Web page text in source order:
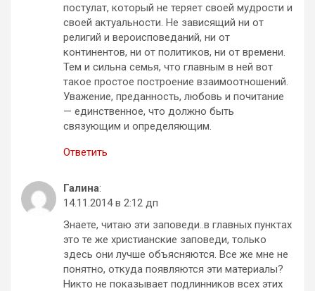
постулат, который не теряет своей мудрости и
своей актуальности. Не зависящий ни от
религий и вероисповеданий, ни от
континентов, ни от политиков, ни от времени.
Тем и сильна семья, что главным в ней вот
такое простое построение взаимоотношений.
Уважение, преданность, любовь и почитание
— единственное, что должно быть
связующим и определяющим.
Ответить
Галина:
14.11.2014 в 2:12 дп
Знаете, читаю эти заповеди..в главных пунктах
это те же христианские заповеди, только
здесь они лучше объясняются. Все же мне не
понятно, откуда появляются эти материалы?
Никто не показывает подлинников всех этих